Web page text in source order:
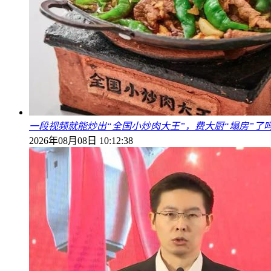
一段视频就能炒出“全国小炒肉大王”，费大厨“塌房”了
2026年08月08日 10:12:38